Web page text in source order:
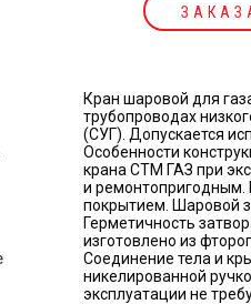
Кран шаровой для
трубопроводах
(СУГ). Допускается
Особенности
крана СТМ ГАЗ при
и ремонтопригодным.
покрытием. Шаровой
Герметичность
изготовлено из
Соединение тела и
никелированной
эксплуатации не